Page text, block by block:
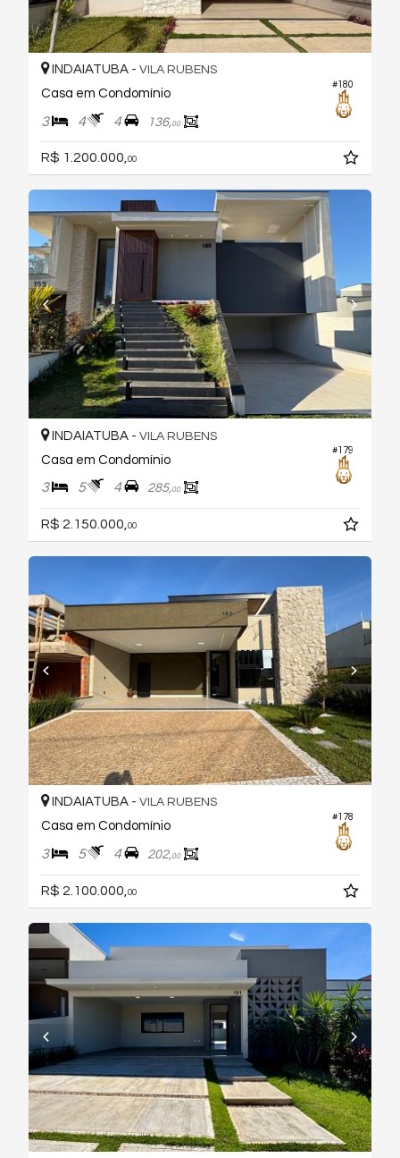
#180
INDAIATUBA - VILA RUBENS
Casa em Condomínio
3 4 4 136,00
R$ 1.200.000,00
#179
INDAIATUBA - VILA RUBENS
Casa em Condomínio
3 5 4 285,00
R$ 2.150.000, 00
#178
INDAIATUBA - VILA RUBENS
Casa em Condomínio
3 5 4 202,00
R$ 2.100.000, 00